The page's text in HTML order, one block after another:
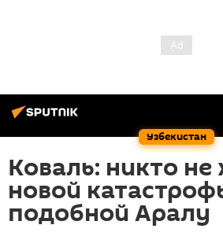
Узбекистан
Коваль: никто не
новой
подобной Аралу